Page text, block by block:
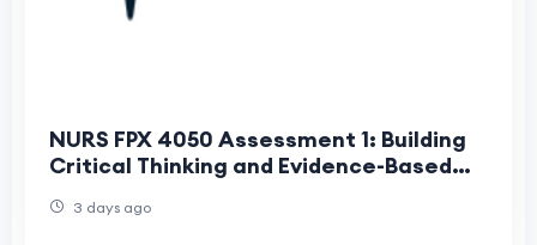
NURS FPX 4050 Assessment 1: Building
Critical Thinking and Evidence-Based
3 days ago